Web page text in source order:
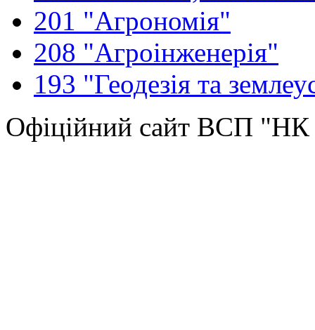
201 "Агрономія"
208 "Агроінженерія"
193 "Геодезія та
Офіційний сайт ВСП